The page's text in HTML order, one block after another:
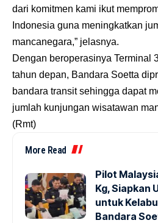
dari komitmen kami ikut
Indonesia guna meningkatkan
mancanegara,” jelasnya.
Dengan beroperasinya Terminal
tahun depan, Bandara Soetta
bandara transit sehingga dapat
jumlah kunjungan wisatawan
(Rmt)
More Read
Pilot
Kg, Siapkan
untuk
Bandara